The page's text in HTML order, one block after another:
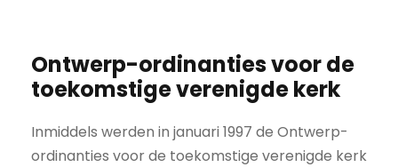
Ontwerp-ordinanties voor de
toekomstige verenigde kerk
Inmiddels werden in januari 1997 de Ontwerp-
ordinanties voor de toekomstige verenigde kerk